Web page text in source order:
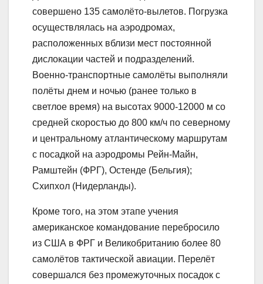
совершено 135 самолёто-вылетов. Погрузка
осуществлялась на аэродромах,
расположенных вблизи мест постоянной
дислокации частей и подразделений.
Военно-транспортные самолёты выполняли
полёты днем и ночью (ранее только в
светлое время) на высотах 9000-12000 м со
средней скоростью до 800 км/ч по северному
и центральному атлантическому маршрутам
с посадкой на аэродромы Рейн-Майн,
Рамштейн (ФРГ), Остенде (Бельгия);
Схипхол (Нидерланды).
Кроме того, на этом этапе учения
американское командование перебросило
из США в ФРГ и Великобританию более 80
самолётов тактической авиации. Перелёт
совершался без промежуточных посадок с